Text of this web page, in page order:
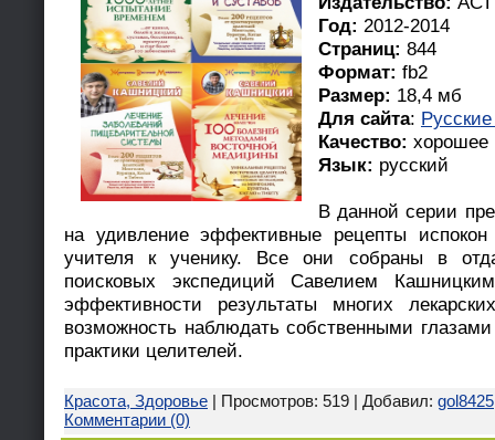
Год: 2012-2014
Страниц: 844
Формат: fb2
Размер: 18,4 мб
Для сайта: Русские
Качество: хорошее
Язык: русский
В данной серии
на удивление эффективные рецепты
учителя к ученику. Все они собраны в
поисковых экспедиций Савелием
эффективности результаты многих
возможность наблюдать собственными
практики целителей.
Красота, Здоровье | Просмотров: 519 | Добавил: gol8425
Комментарии (0)